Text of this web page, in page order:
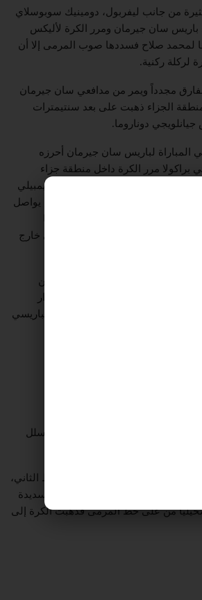
قوية ومثيرة من جانب ليفربول، دومينيك سوبوسلاي
سان جيرمان ومرر الكرة لأليكس
لمحمد صلاح فسددها صوب المرمى إلا أن
لركلة ركنية.
يصنع الفارق مجدداً ويمر من مدافعي سان جيرمان
الجزاء ذهبت على بعد سنتيمترات
دوناروما.
أول في المباراة لباريس سان جيرمان أحرزه
براكولا مرر الكرة داخل منطقة جزاء
كوناتي في إبعادها فانقض عليها ديمبيلي
محرزاً هدف التقدم للضيوف.الدقيقة 35| باريس سان جيرمان يواصل
توغل من الجانب الأيمن وأهداها
أطلق تسديدة صاروخية ذهبت إلى خارج
أفضل لاعبي المباراة على الإطلاق مر من
تسديدة رائعة فذهبت الكرة بجوار
بيكر حارس ليفربول “العملاق الباريسي
مجموع المباراتين (1-1)
أحرز هدفه الأول إلا أنه تم إلغاءه بسبب تسلل
الأفضل حالياً والأخطر منذ انطلاق الشوط الثاني،
داخل منطقة الجزاء وأطلق تسديدة
من على خط المرمى فذهبت الكرة إلى